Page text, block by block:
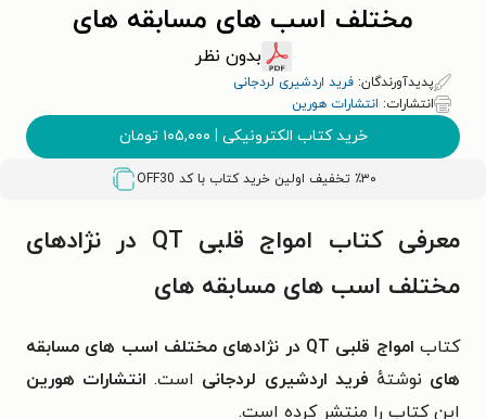
مختلف اسب های مسابقه های
بدون نظر
پدیدآورندگان: فرید ‏اردشیری ‏لردجانی
انتشارات: انتشارات هورین
خرید کتاب الکترونیکی | ۱۰۵,۰۰۰ تومان
٪۳۰ تخفیف اولین خرید کتاب با کد OFF30
معرفی کتاب امواج قلبی QT در نژادهای
مختلف اسب های مسابقه های
کتاب
امواج قلبی QT در نژادهای مختلف اسب های مسابقه
های نوشتهٔ فرید اردشیری لردجانی است. انتشارات هورین
این کتاب را منتشر کرده است.